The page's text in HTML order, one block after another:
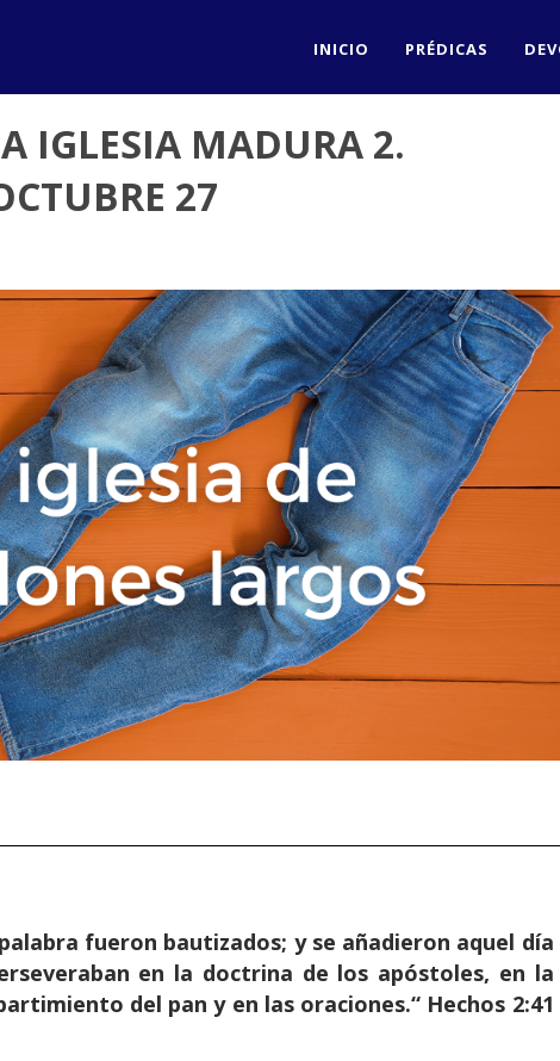
INICIO PRÉDICAS
IGLESIA MADURA 2.
27
fueron bautizados; y se añadieron aquel día
en la doctrina de los apóstoles, en la
del pan y en las oraciones.“ Hechos 2:41